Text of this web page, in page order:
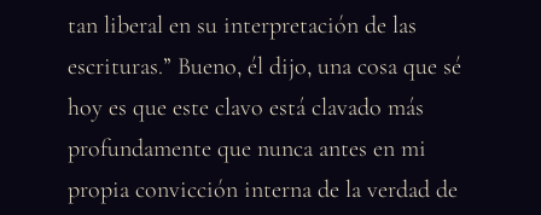
tan liberal en su interpretación de las
escrituras.” Bueno, él dijo, una cosa que sé
hoy es que este clavo está clavado más
profundamente que nunca antes en mi
propia convicción interna de la verdad de